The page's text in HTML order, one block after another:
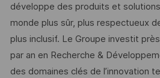
développe des produits et
monde plus sûr, plus respectueux
plus inclusif. Le Groupe investit
par an en Recherche &
des domaines clés de l’innovation